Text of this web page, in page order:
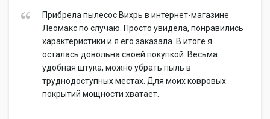
Прибрела пылесос Вихрь в интернет-магазине
Леомакс по случаю. Просто увидела, понравились
характеристики и я его заказала. В итоге я
осталась довольна своей покупкой. Весьма
удобная штука, можно убрать пыль в
труднодоступных местах. Для моих ковровых
покрытий мощности хватает.